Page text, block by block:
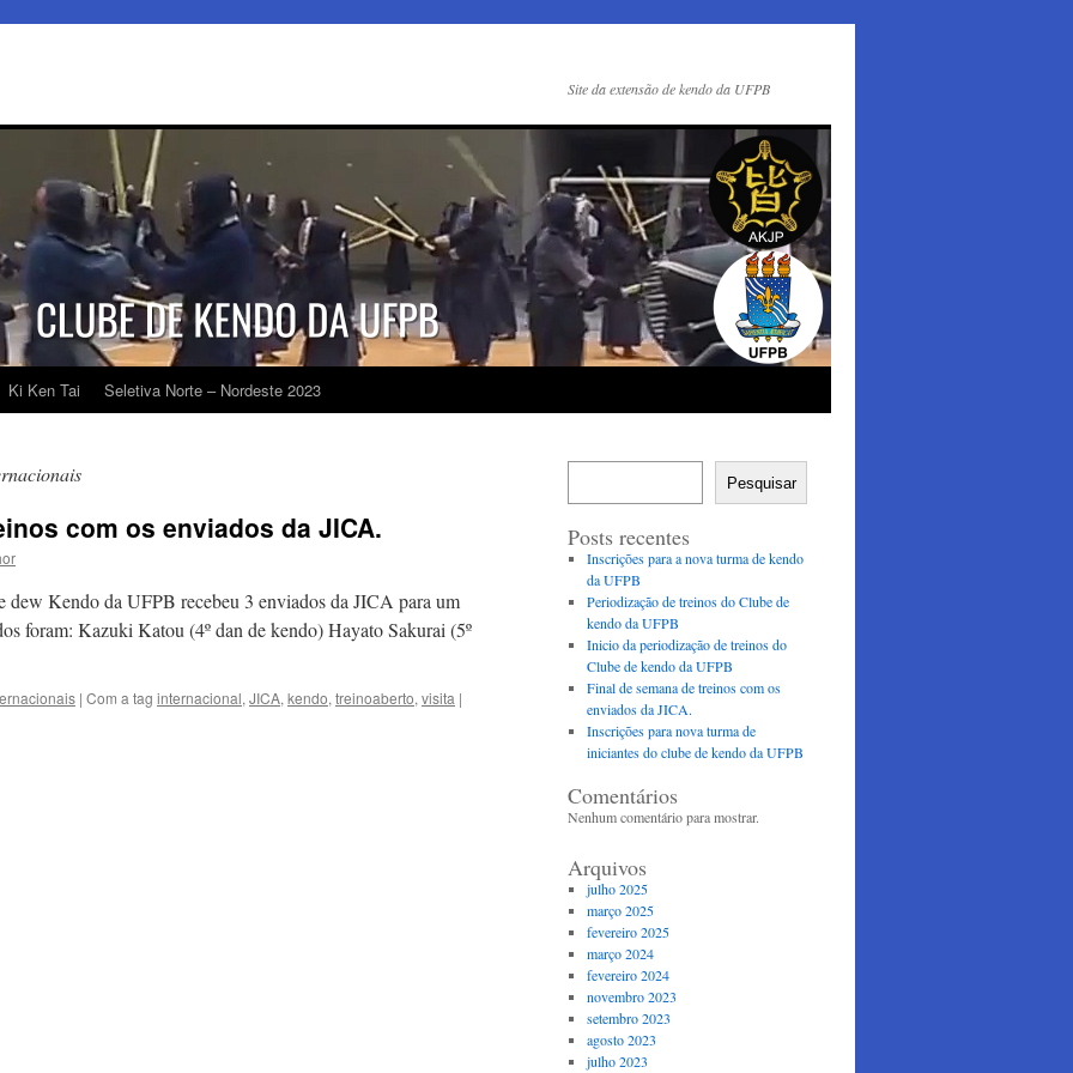
Site da extensão de kendo da UFPB
Ki Ken Tai Seletiva Norte – Nordeste 2023
com os enviados da JICA.
Kendo da UFPB recebeu 3 enviados da JICA para um
foram: Kazuki Katou (4º dan de kendo) Hayato Sakurai (5º
| Com a tag internacional, JICA, kendo, treinoaberto, visita |
Pesquisar
Posts recentes
Inscrições para a nova turma de kendo
da UFPB
Periodização de treinos do Clube de
kendo da UFPB
Inicio da periodização de treinos do
Clube de kendo da UFPB
Final de semana de treinos com os
enviados da JICA.
Inscrições para nova turma de
iniciantes do clube de kendo da UFPB
Comentários
Nenhum comentário para mostrar.
Arquivos
julho 2025
março 2025
fevereiro 2025
março 2024
fevereiro 2024
novembro 2023
setembro 2023
agosto 2023
julho 2023